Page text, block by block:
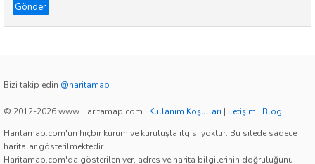
Gönder
Bizi takip edin @haritamap
© 2012-2026 www.Haritamap.com | Kullanım Koşulları | İletişim | Blog
Haritamap.com'un hiçbir kurum ve kuruluşla ilgisi yoktur. Bu sitede sadece
haritalar gösterilmektedir.
Haritamap.com'da gösterilen yer, adres ve harita bilgilerinin doğruluğunu